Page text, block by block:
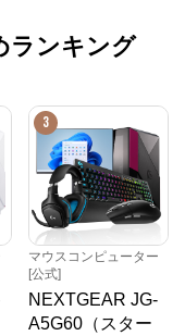
ランキング
3
マウスコンピューター
[公式]
NEXTGEAR JG-
A5G60（スター